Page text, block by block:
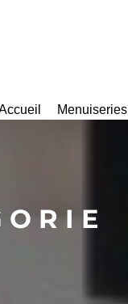
Menuiseries